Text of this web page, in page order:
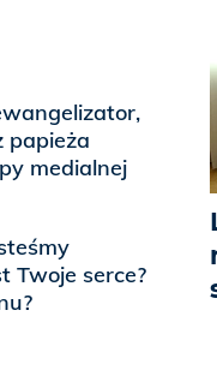
papieża
medialnej
Twoje serce?